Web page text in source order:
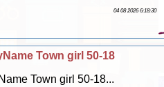
04 08 2026 6:18:30
Town girl 50-18
Town girl 50-18...